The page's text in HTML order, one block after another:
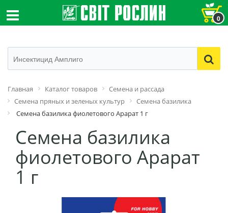
0
Главная Каталог товаров
Семена и рассада
Семена пряных и зеленых культур
Семена базилика
Семена базилика фиолетового Арарат 1 г
Семена базилика
фиолетового Арарат
1 г